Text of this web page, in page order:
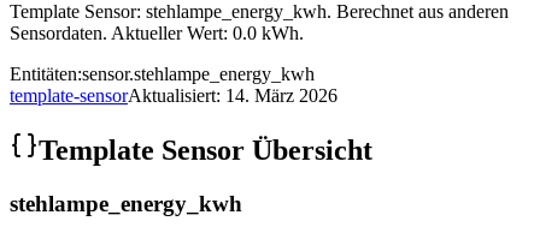
Template Sensor: stehlampe_energy_kwh. Berechnet aus anderen
Sensordaten. Aktueller Wert: 0.0 kWh.
Entitäten:sensor.stehlampe_energy_kwh
template-sensorAktualisiert: 14. März 2026
Template Sensor Übersicht
stehlampe_energy_kwh